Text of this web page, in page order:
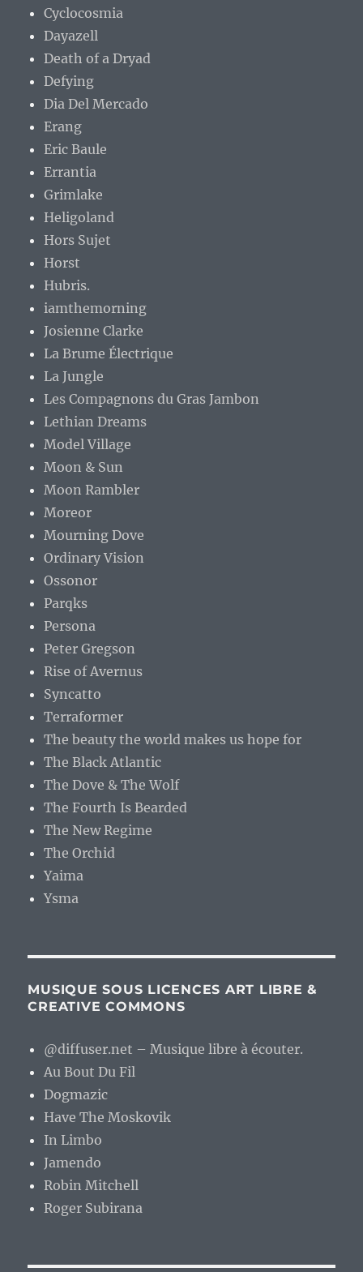
Cyclocosmia
Dayazell
Death of a Dryad
Defying
Dia Del Mercado
Erang
Eric Baule
Errantia
Grimlake
Heligoland
Hors Sujet
Horst
Hubris.
iamthemorning
Josienne Clarke
La Brume Électrique
La Jungle
Les Compagnons du Gras Jambon
Lethian Dreams
Model Village
Moon & Sun
Moon Rambler
Moreor
Mourning Dove
Ordinary Vision
Ossonor
Parqks
Persona
Peter Gregson
Rise of Avernus
Syncatto
Terraformer
The beauty the world makes us hope for
The Black Atlantic
The Dove & The Wolf
The Fourth Is Bearded
The New Regime
The Orchid
Yaima
Ysma
MUSIQUE SOUS LICENCES ART LIBRE &
CREATIVE COMMONS
@diffuser.net – Musique libre à écouter.
Au Bout Du Fil
Dogmazic
Have The Moskovik
In Limbo
Jamendo
Robin Mitchell
Roger Subirana